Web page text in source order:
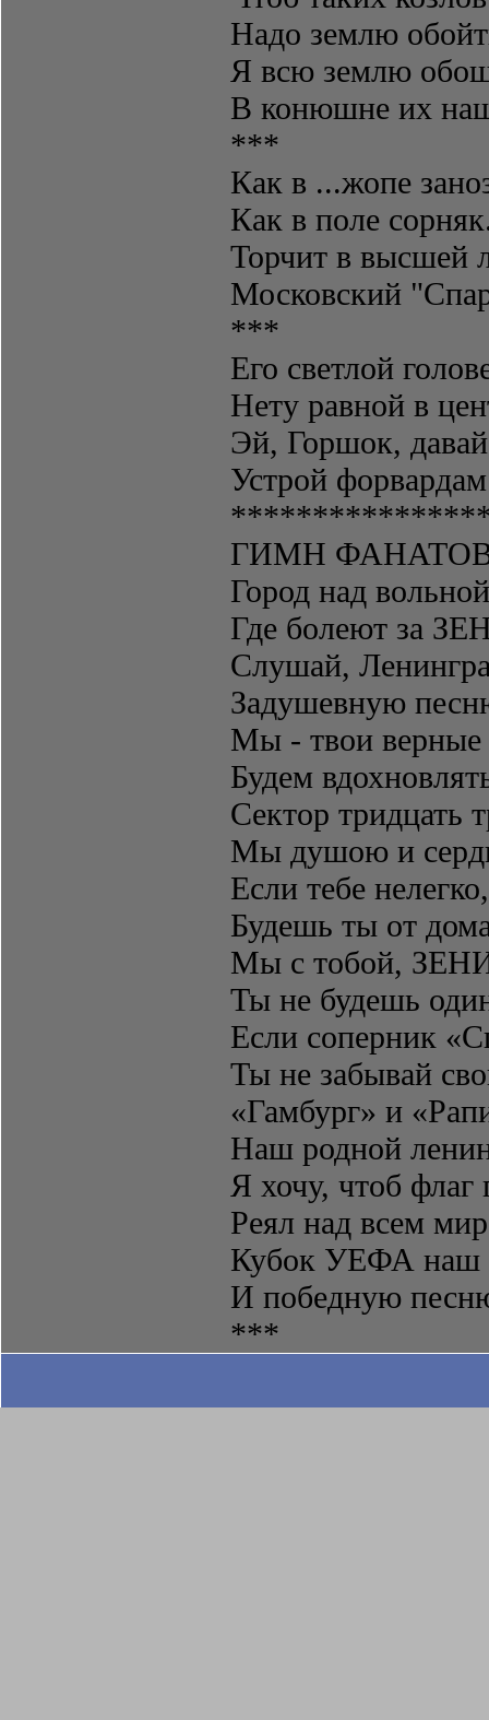
Надо землю
Я всю землю
В конюшне их
***
Как в ...жопе
Как в поле
Торчит в высшей
Московский
***
Его светлой
Нету равной в
Эй, Горшок,
Устрой
ГИМН
Город над
Где болеют за
Слушай,
Задушевную
Мы - твои верные
Будем
Сектор тридцать
Мы душою и
Если тебе нелегко,
Будешь ты от
Мы с тобой,
Ты не будешь
Если соперник
Ты не забывай
«Гамбург» и
Наш родной
Я хочу, чтоб флаг
Реял над всем
Кубок УЕФА наш
И победную
***